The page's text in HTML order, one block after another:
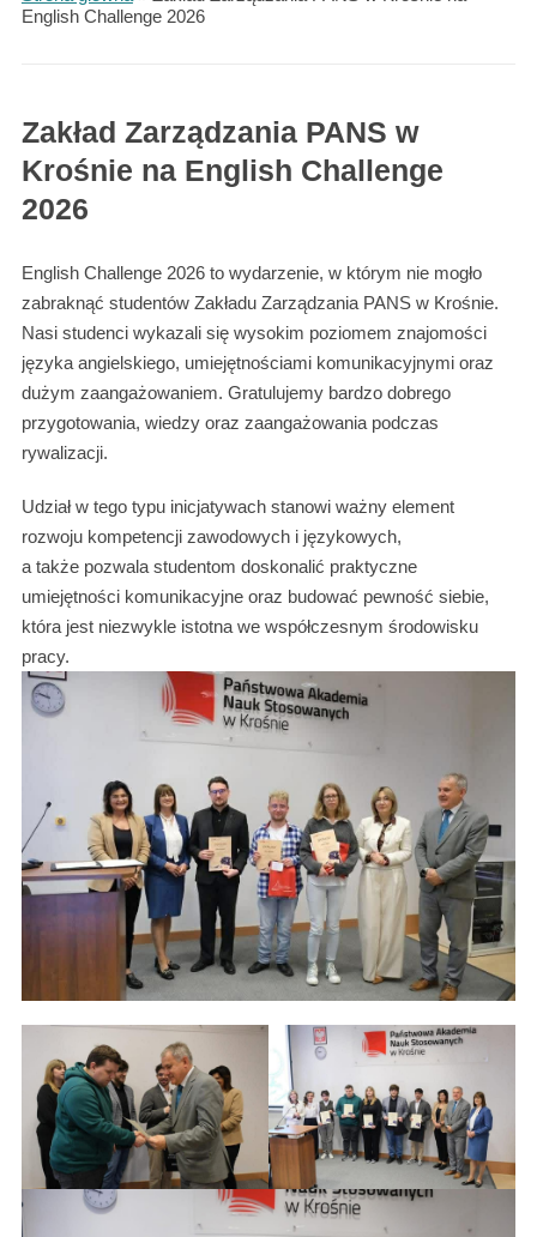
English Challenge 2026
Zakład Zarządzania PANS w
Krośnie na English Challenge
2026
English Challenge 2026 to wydarzenie, w którym nie mogło
zabraknąć studentów Zakładu Zarządzania PANS w Krośnie.
Nasi studenci wykazali się wysokim poziomem znajomości
języka angielskiego, umiejętnościami komunikacyjnymi oraz
dużym zaangażowaniem. Gratulujemy bardzo dobrego
przygotowania, wiedzy oraz zaangażowania podczas
rywalizacji.
Udział w tego typu inicjatywach stanowi ważny element
rozwoju kompetencji zawodowych i językowych,
a także pozwala studentom doskonalić praktyczne
umiejętności komunikacyjne oraz budować pewność siebie,
która jest niezwykle istotna we współczesnym środowisku
pracy.